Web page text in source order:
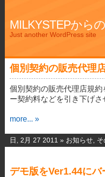
MILKYSTEPから
Just another WordPress site
個別契約の販売代理
個別契約の販売代理店規
ー契約料などを引き下げ
more... »
日, 2月 27 2011 » お知らせ
デモ版をVer1.44に